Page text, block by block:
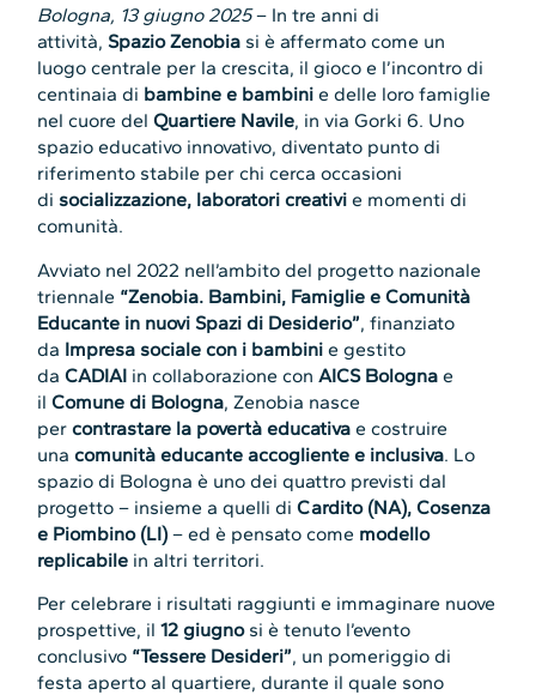
Bologna, 13 giugno 2025– In tre anni di
attività, Spazio Zenobia si è affermato come un
luogo centrale per la crescita, il gioco e l’incontro di
centinaia di bambine e bambini e delle loro famiglie
nel cuore delQuartiere Navile, in via Gorki 6. Uno
spazio educativo innovativo, diventato punto di
riferimento stabile per chi cerca occasioni
di socializzazione, laboratori creativi e momenti di
comunità.
Avviato nel 2022 nell’ambito del progetto nazionale
triennale “Zenobia. Bambini, Famiglie e Comunità
Educante in nuovi Spazi di Desiderio”, finanziato
da Impresa sociale con i bambini e gestito
daCADIAI in collaborazione conAICS Bologna e
ilComune di Bologna, Zenobia nasce
percontrastare la povertà educativa e costruire
unacomunità educante accogliente e inclusiva. Lo
spazio di Bologna è uno dei quattro previsti dal
progetto – insieme a quelli diCardito (NA), Cosenza
e Piombino (LI)– ed è pensato come modello
replicabile in altri territori.
Per celebrare i risultati raggiunti e immaginare nuove
prospettive, il12 giugnosi è tenuto l’evento
conclusivo “Tessere Desideri”, un pomeriggio di
festa aperto al quartiere, durante il quale sono